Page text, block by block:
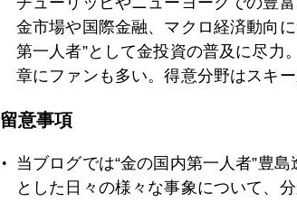
2024年03月13日 ＮＹ金、ＣＰＩ後や
2024年03月12日 日経平均も金も買い
金市場や国際金融、マクロ経済動向
第一人者”として金投資の普及に尽力
章にファンも多い。得意分野はスキ
留意事項
当ブログでは“金の国内第一人者”豊
とした日々の様々な事象について、